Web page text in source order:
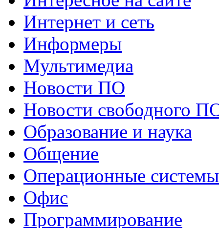
Интернет и сеть
Информеры
Мультимедиа
Новости ПО
Новости свободного
Образование и наука
Общение
Операционные системы
Офис
Программирование